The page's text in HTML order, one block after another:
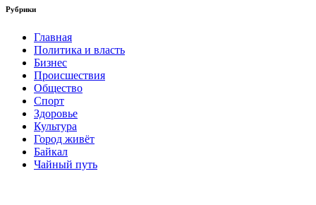
Рубрики
Главная
Политика и власть
Бизнес
Происшествия
Общество
Cпорт
Здоровье
Культура
Город живёт
Байкал
Чайный путь